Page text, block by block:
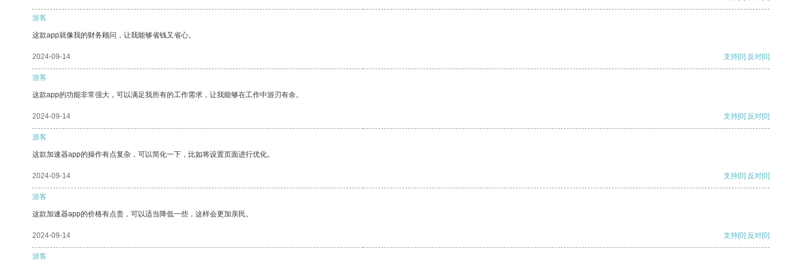
游客
这款app就像我的财务顾问，让我能够省钱又省心。
2024-09-14 支持[0] 反对[0]
游客
这款app的功能非常强大，可以满足我所有的工作需求，让我能够在工作中游刃有余。
2024-09-14 支持[0] 反对[0]
游客
这款加速器app的操作有点复杂，可以简化一下，比如将设置页面进行优化。
2024-09-14 支持[0] 反对[0]
游客
这款加速器app的价格有点贵，可以适当降低一些，这样会更加亲民。
2024-09-14 支持[0] 反对[0]
游客